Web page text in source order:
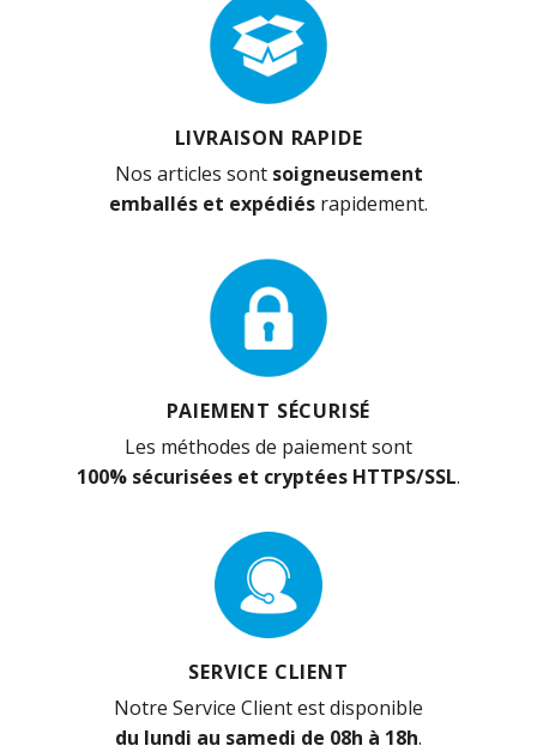
LIVRAISON RAPIDE
Nos articles sont soigneusement
emballés et expédiés rapidement.
PAIEMENT SÉCURISÉ
Les méthodes de paiement sont
100% sécurisées et cryptées HTTPS/SSL.
SERVICE CLIENT
Notre Service Client est disponible
du lundi au samedi de 08h à 18h.